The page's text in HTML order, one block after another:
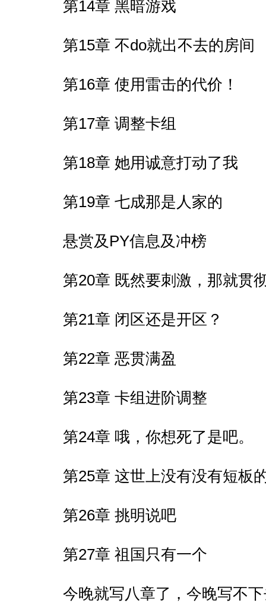
第14章 黑暗游戏
第15章 不do就出不去的房间
第16章 使用雷击的代价！
第17章 调整卡组
第18章 她用诚意打动了我
第19章 七成那是人家的
悬赏及PY信息及冲榜
第20章 既然要刺激，那就贯
第21章 闭区还是开区？
第22章 恶贯满盈
第23章 卡组进阶调整
第24章 哦，你想死了是吧。
第25章 这世上没有没有短板
第26章 挑明说吧
第27章 祖国只有一个
今晚就写八章了，今晚写不